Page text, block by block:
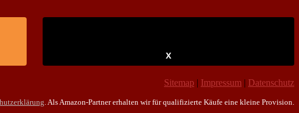
X
Sitemap | Impressum | Datenschutz
. Als Amazon-Partner erhalten wir für qualifizierte Käufe eine kleine Provision.